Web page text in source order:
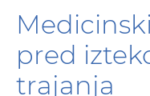
pred
trajanja